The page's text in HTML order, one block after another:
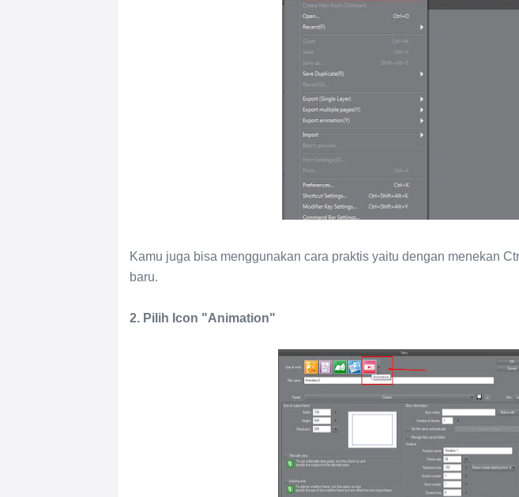
Kamu juga bisa menggunakan cara praktis yaitu dengan menekan
baru.
2. Pilih Icon "Animation"